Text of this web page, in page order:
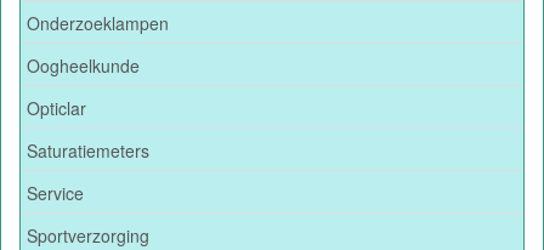
Onderzoeklampen
Oogheelkunde
Opticlar
Saturatiemeters
Service
Sportverzorging